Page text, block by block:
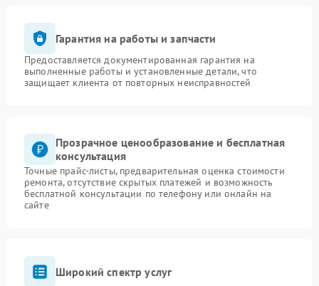
Гарантия на работы и запчасти
Предоставляется документированная гарантия на
выполненные работы и установленные детали, что
защищает клиента от повторных неисправностей
Прозрачное ценообразование и бесплатная
консультация
Точные прайс-листы, предварительная оценка стоимости
ремонта, отсутствие скрытых платежей и возможность
бесплатной консультации по телефону или онлайн на
сайте
Широкий спектр услуг